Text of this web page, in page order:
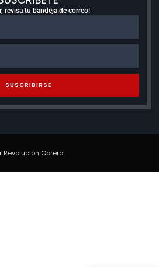
revisa tu bandeja de correo!
SUSCRIBIRSE
Obrera